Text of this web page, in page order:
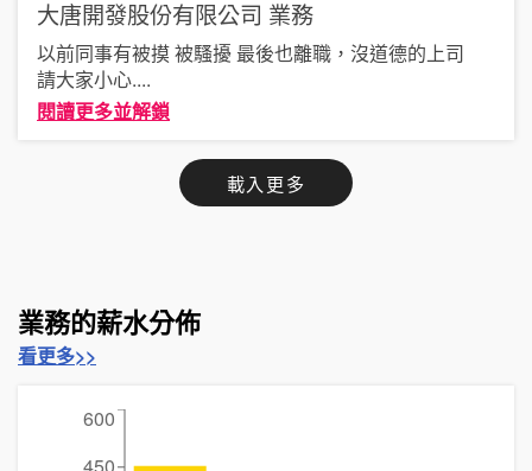
大唐開發股份有限公司 業務
以前同事有被摸 被騷擾 最後也離職，沒道德的上司
請大家小心....
閱讀更多並解鎖
載入更多
業務的薪水分佈
看更多>>
600